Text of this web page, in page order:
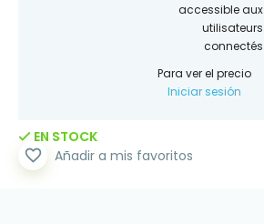
accessible aux
utilisateurs
connectés
Para ver el precio
Iniciar sesión
EN STOCK
favorite_border Añadir a mis favoritos